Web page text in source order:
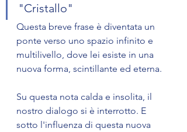
"Cristallo"
Questa breve frase è diventata un
ponte verso uno spazio infinito e
multilivello, dove lei esiste in una
nuova forma, scintillante ed eterna.
Su questa nota calda e insolita, il
nostro dialogo si è interrotto. E
sotto l'influenza di questa nuova